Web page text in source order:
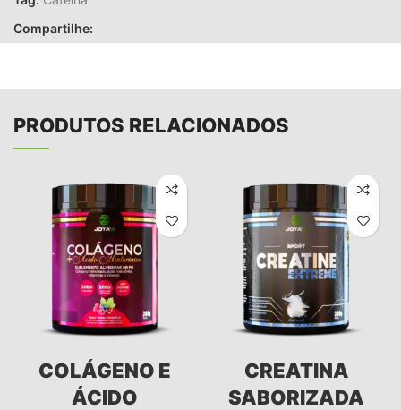
Compartilhe:
PRODUTOS RELACIONADOS
COLÁGENO E
ÁCIDO
CREATINA
SABORIZADA